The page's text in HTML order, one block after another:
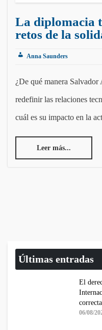
La diplomacia
retos de la
Anna Saunders
¿De qué manera
redefinir las relaciones
cuál es su impacto en la
Leer más...
Últimas entradas
El
06/08/